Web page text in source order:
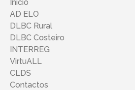
Início
AD ELO
DLBC Rural
DLBC Costeiro
INTERREG
VirtuALL
CLDS
Contactos